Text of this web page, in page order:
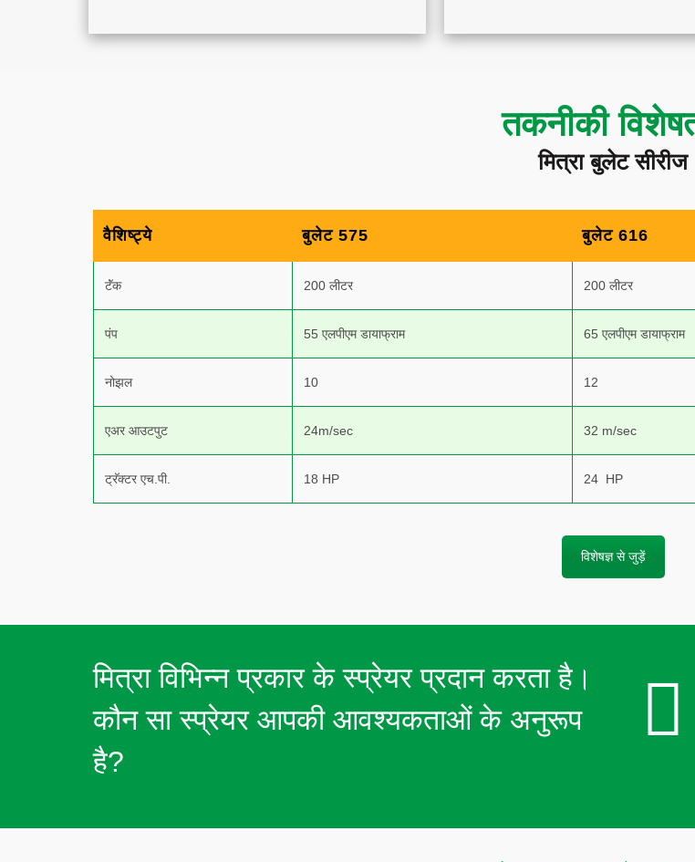
तकनीकी
मित्रा बुलेट सीरीज
वैशिष्ट्ये बुलेट 575 बुलेट 616
टॅंक 200 लीटर 200 लीटर
पंप 55 एलपीएम डायाफ्राम 65 एलपीएम डायाफ्राम
नोझल 10 12
एअर आउटपुट 24m/sec 32 m/sec
ट्रॅक्टर एच.पी. 18 HP 24 HP
विशेषज्ञ से जुड़ें
मित्रा विभिन्न प्रकार के स्प्रेयर प्रदान करता है।
कौन सा स्प्रेयर आपकी आवश्यकताओं के अनुरूप
है?